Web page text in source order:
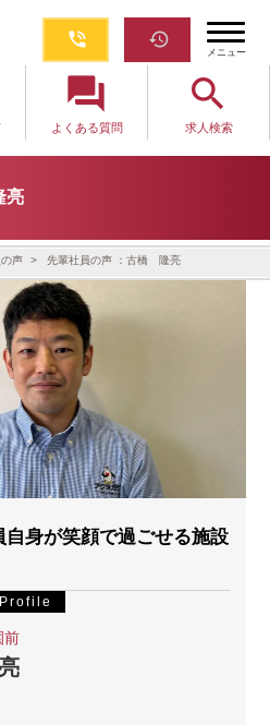
phone_in_talk restore
メニュー
question_answer
よくある質問
search
求人検索
亮
声 先輩社員の声 ：古橋 隆亮
身が笑顔で過ごせる施設
前
Profile